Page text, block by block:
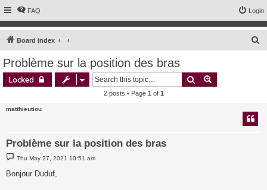
FAQ Login
Board index
Problème sur la position des bras
Locked Search
2 posts • Page 1 of 1
matthieutiou
Problème sur la position des bras
P
o
t
Thu May 27, 2021 10:51 am
Bonjour Duduf,